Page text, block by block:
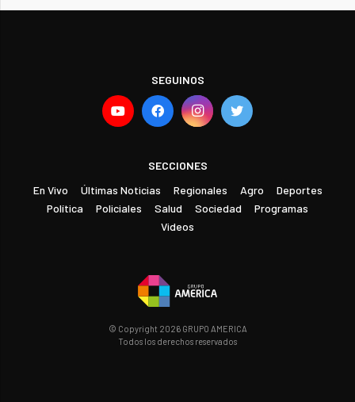
SEGUINOS
SECCIONES
En Vivo
Últimas Noticias Regionales Agro
Deportes
Política
Policiales Salud Sociedad
Programas
Videos
© Copyright 2026 GRUPO AMERICA
Todos los derechos reservados